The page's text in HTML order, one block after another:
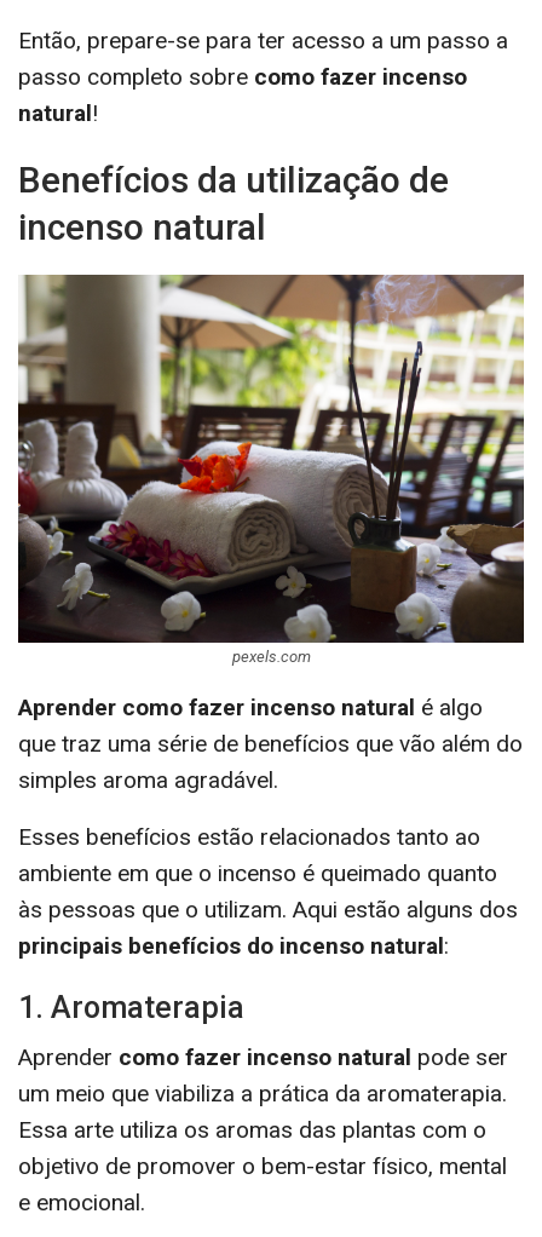
Então, prepare-se para ter acesso a um passo a
passo completo sobre como fazer incenso
natural!
Benefícios da utilização de
incenso natural
pexels.com
Aprender como fazer incenso natural é algo
que traz uma série de benefícios que vão além do
simples aroma agradável.
Esses benefícios estão relacionados tanto ao
ambiente em que o incenso é queimado quanto
às pessoas que o utilizam. Aqui estão alguns dos
principais benefícios do incenso natural:
1. Aromaterapia
Aprender como fazer incenso natural pode ser
um meio que viabiliza a prática da aromaterapia.
Essa arte utiliza os aromas das plantas com o
objetivo de promover o bem-estar físico, mental
e emocional.